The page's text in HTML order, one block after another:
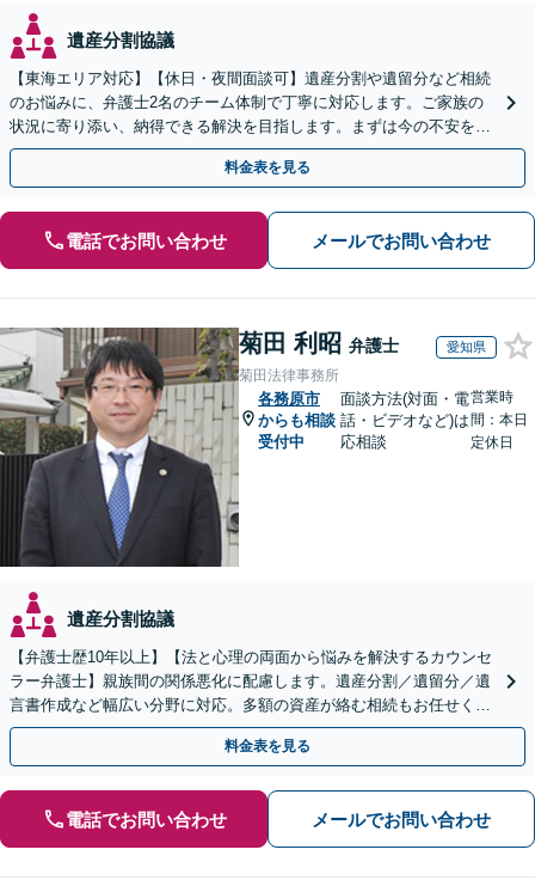
遺産分割協議
【東海エリア対応】【休日・夜間面談可】遺産分割や遺留分など相続
のお悩みに、弁護士2名のチーム体制で丁寧に対応します。ご家族の
状況に寄り添い、納得できる解決を目指します。まずは今の不安をお
聞かせください【メール・WEB相談可】
料金表を見る
電話でお問い合わせ メールでお問い合わせ
菊田 利昭 弁護士 愛知県
菊田法律事務所
各務原市
からも相談
受付中
面談方法(対面・電
話・ビデオなど)は
応相談
営業時
間：本日
定休日
遺産分割協議
【弁護士歴10年以上】【法と心理の両面から悩みを解決するカウンセ
ラー弁護士】親族間の関係悪化に配慮します。遺産分割／遺留分／遺
言書作成など幅広い分野に対応。多額の資産が絡む相続もお任せくだ
さい。【夜間・休日の相談可能】【駐車場完備】
料金表を見る
電話でお問い合わせ メールでお問い合わせ